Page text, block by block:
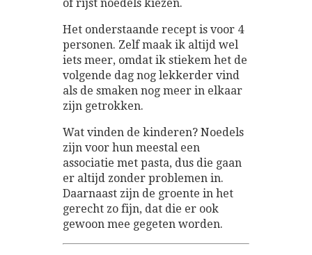
of rijst noedels kiezen.
Het onderstaande recept is voor 4
personen. Zelf maak ik altijd wel
iets meer, omdat ik stiekem het de
volgende dag nog lekkerder vind
als de smaken nog meer in elkaar
zijn getrokken.
Wat vinden de kinderen? Noedels
zijn voor hun meestal een
associatie met pasta, dus die gaan
er altijd zonder problemen in.
Daarnaast zijn de groente in het
gerecht zo fijn, dat die er ook
gewoon mee gegeten worden.